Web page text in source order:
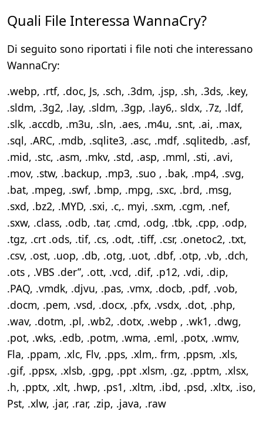
Quali File Interessa WannaCry?
Di seguito sono riportati i file noti che interessano
WannaCry:
.webp, .rtf, .doc, Js, .sch, .3dm, .jsp, .sh, .3ds, .key,
.sldm, .3g2, .lay, .sldm, .3gp, .lay6,. sldx, .7z, .ldf,
.slk, .accdb, .m3u, .sln, .aes, .m4u, .snt, .ai, .max,
.sql, .ARC, .mdb, .sqlite3, .asc, .mdf, .sqlitedb, .asf,
.mid, .stc, .asm, .mkv, .std, .asp, .mml, .sti, .avi,
.mov, .stw, .backup, .mp3, .suo , .bak, .mp4, .svg,
.bat, .mpeg, .swf, .bmp, .mpg, .sxc, .brd, .msg,
.sxd, .bz2, .MYD, .sxi, .c,. myi, .sxm, .cgm, .nef,
.sxw, .class, .odb, .tar, .cmd, .odg, .tbk, .cpp, .odp,
.tgz, .crt .ods, .tif, .cs, .odt, .tiff, .csr, .onetoc2, .txt,
.csv, .ost, .uop, .db, .otg, .uot, .dbf, .otp, .vb, .dch,
.ots , .VBS .der”, .ott, .vcd, .dif, .p12, .vdi, .dip,
.PAQ, .vmdk, .djvu, .pas, .vmx, .docb, .pdf, .vob,
.docm, .pem, .vsd, .docx, .pfx, .vsdx, .dot, .php,
.wav, .dotm, .pl, .wb2, .dotx, .webp , .wk1, .dwg,
.pot, .wks, .edb, .potm, .wma, .eml, .potx, .wmv,
Fla, .ppam, .xlc, Flv, .pps, .xlm,. frm, .ppsm, .xls,
.gif, .ppsx, .xlsb, .gpg, .ppt .xlsm, .gz, .pptm, .xlsx,
.h, .pptx, .xlt, .hwp, .ps1, .xltm, .ibd, .psd, .xltx, .iso,
Pst, .xlw, .jar, .rar, .zip, .java, .raw